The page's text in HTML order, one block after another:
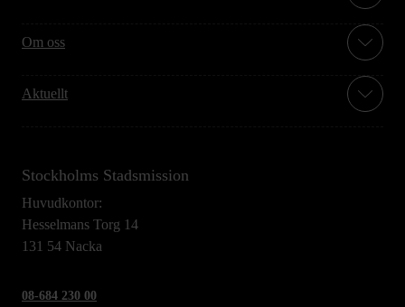
Om oss
Aktuellt
Stockholms Stadsmission
Huvudkontor:
Hesselmans Torg 14
131 54 Nacka
08-684 230 00